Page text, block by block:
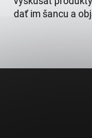
dať im šancu a